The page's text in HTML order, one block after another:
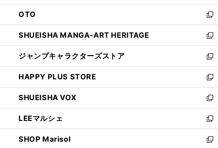
ウ
で
開
く
ン
ド
ウ
で
開
く
OTO
新
し
い
ウ
ィ
ン
ド
ウ
で
開
く
SHUEISHA MANGA-ART HERITAGE
新
し
い
ウ
ィ
ン
ド
ウ
で
開
く
ジャンプキャラクターズストア
新
し
い
ウ
ィ
ン
ド
ウ
で
HAPPY PLUS STORE
新
し
い
ウ
ィ
ン
ド
SHUEISHA VOX
新
し
い
ウ
ィ
LEEマルシェ
新
し
い
SHOP Marisol
新